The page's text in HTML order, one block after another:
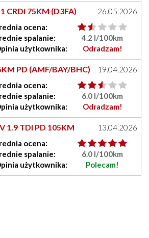
CRDi 75KM (D3FA)
26.05.2026
ocena:
spalanie:
4.2 l/100km
użytkownika: Odradzam!
PD (AMF/BAY/BHC)
19.04.2026
ocena:
spalanie:
6.0 l/100km
użytkownika: Odradzam!
1.9 TDI PD 105KM
13.04.2026
ocena:
spalanie:
6.0 l/100km
użytkownika: Polecam!